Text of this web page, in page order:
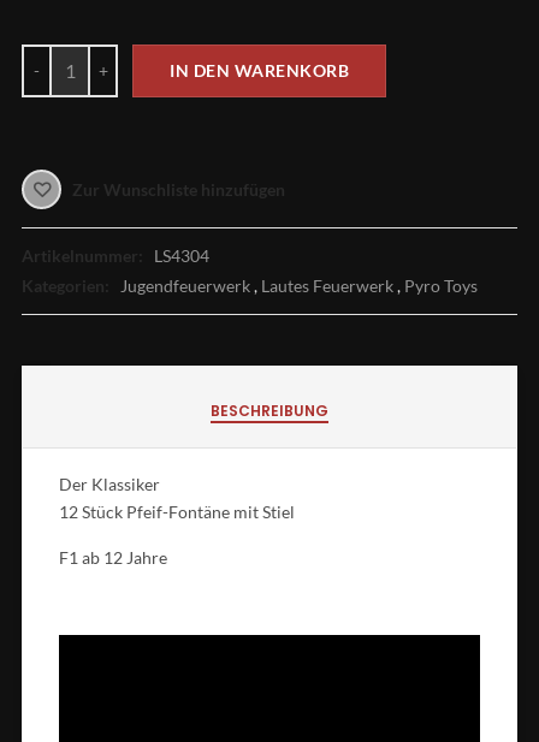
IN DEN WARENKORB
Zur Wunschliste hinzufügen
Artikelnummer:
LS4304
Kategorien:
Jugendfeuerwerk, Lautes Feuerwerk, Pyro Toys
BESCHREIBUNG
Der Klassiker
12 Stück Pfeif-Fontäne mit Stiel
F1 ab 12 Jahre